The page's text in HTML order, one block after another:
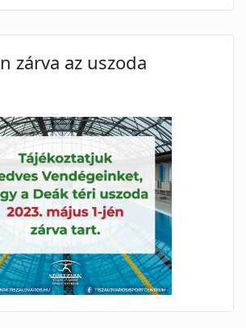
zárva az uszoda